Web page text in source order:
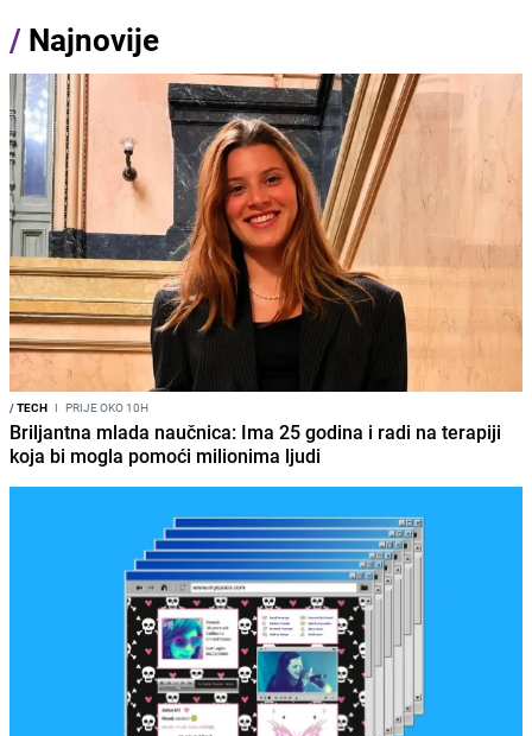
/ Najnovije
/TECH I PRIJE OKO 10H
Briljantna mlada naučnica: Ima 25 godina i radi na terapiji
koja bi mogla pomoći milionima ljudi